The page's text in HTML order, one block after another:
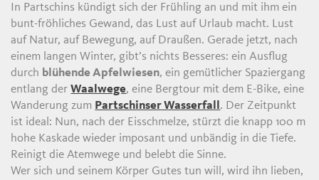
In Partschins kündigt sich der Frühling an und mit ihm ein
bunt-fröhliches Gewand, das Lust auf Urlaub macht. Lust
auf Natur, auf Bewegung, auf Draußen. Gerade jetzt, nach
einem langen Winter, gibt’s nichts Besseres: ein Ausflug
durch blühende Apfelwiesen, ein gemütlicher Spaziergang
entlang derWaalwege, eine Bergtour mit dem E-Bike, eine
Wanderung zum Partschinser Wasserfall . Der Zeitpunkt
ist ideal: Nun, nach der Eisschmelze, stürzt die knapp 100 m
hohe Kaskade wieder imposant und unbändig in die Tiefe.
Reinigt die Atemwege und belebt die Sinne.
Wer sich und seinem Körper Gutes tun will, wird ihn lieben,